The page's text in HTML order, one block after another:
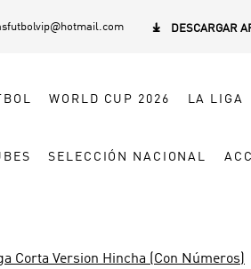
 DESCARGAR
WORLD CUP 2026 LA LIGA
SELECCIÓN NACIONAL
Corta Version Hincha (Con Números)